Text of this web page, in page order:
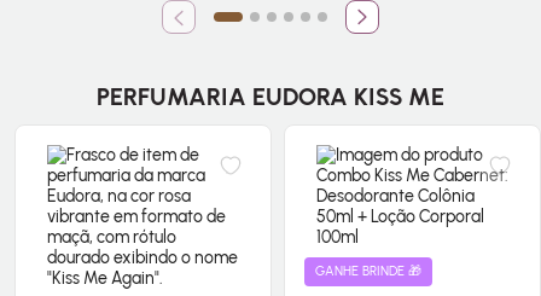
PERFUMARIA EUDORA KISS ME
GANHE BRINDE 🎁